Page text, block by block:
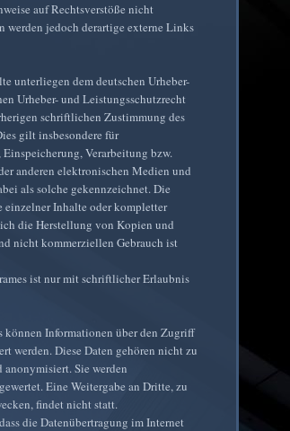
auf Rechtsverstöße nicht
werden jedoch derartige externe Links
unterliegen dem deutschen Urheber-
Urheber- und Leistungsschutzrecht
schriftlichen Zustimmung des
gilt insbesondere für
Verarbeitung bzw.
anderen elektronischen Medien und
als solche gekennzeichnet. Die
Inhalte oder kompletter
die Herstellung von Kopien und
nicht kommerziellen Gebrauch ist
ist nur mit schriftlicher Erlaubnis
können Informationen über den Zugriff
werden. Diese Daten gehören nicht zu
anonymisiert. Sie werden
Eine Weitergabe an Dritte, zu
findet nicht statt.
die Datenübertragung im Internet